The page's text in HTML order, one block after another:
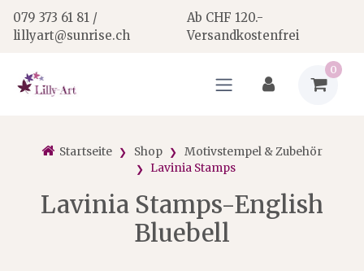
079 373 61 81 /
lillyart@sunrise.ch
Ab CHF 120.-
Versandkostenfrei
0
Startseite Shop
Motivstempel & Zubehör
Lavinia Stamps
Lavinia Stamps-English
Bluebell